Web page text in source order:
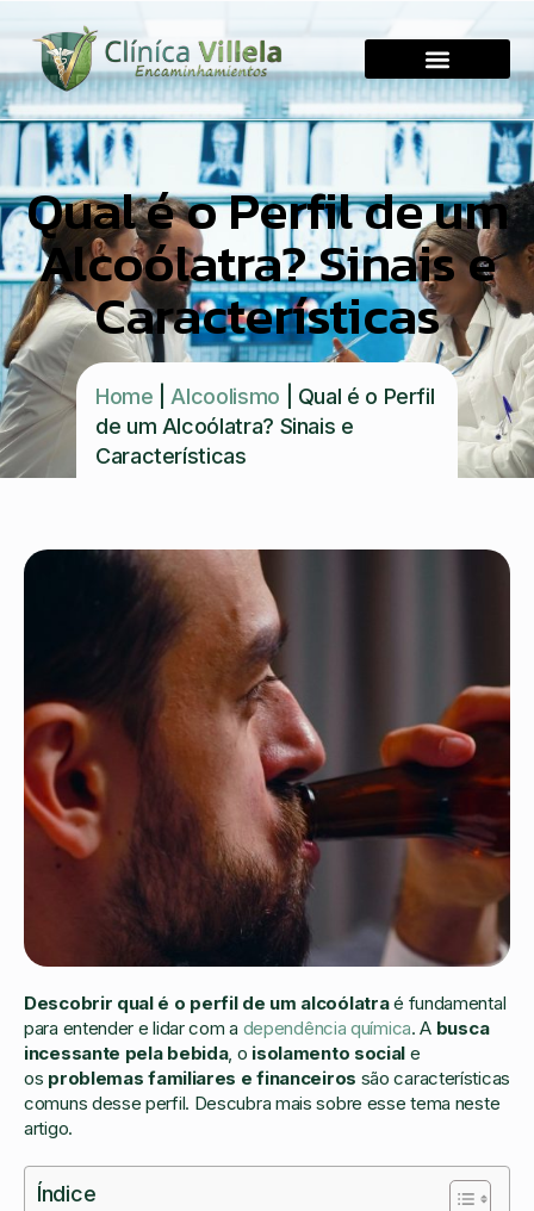
Qual é o Perfil de um
Alcoólatra? Sinais e
Características
Home |Alcoolismo
Qual é o Perfil
de um Alcoólatra? Sinais e
Características
Descobrir qual é o perfil de um alcoólatraé fundamental
para entender e lidar com a dependência química. A busca
incessante pela bebida, o isolamento social e
os problemas familiares e financeiros são características
comuns desse perfil. Descubra mais sobre esse tema neste
artigo.
Índice